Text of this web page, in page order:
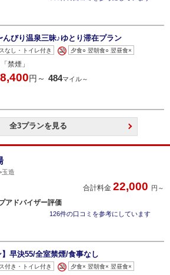
んびり温泉三昧♪ゆとり滞在プラン
なし・トイレ付き 夕食○ 翌朝食○ 翌昼食×
禁煙」
円～ 484マイル～
全3プランを見る
玉造
合計料金 22,000 円～
アドバイザー評価
126件の口コミを参考にしています
】早決55/全室禁煙/食事なし
付き・トイレ付き 夕食× 翌朝食× 翌昼食×